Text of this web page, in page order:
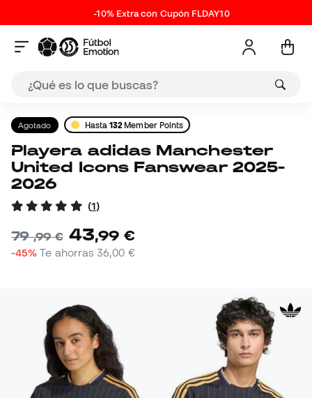
-10% Extra con Cupón FLDAY10
Agotado Hasta132 Member Points
Playera adidas Manchester
United Icons Fanswear 2025-
2026
(1)
79,99 € 43,99 €
-45% Te ahorras36,00 €